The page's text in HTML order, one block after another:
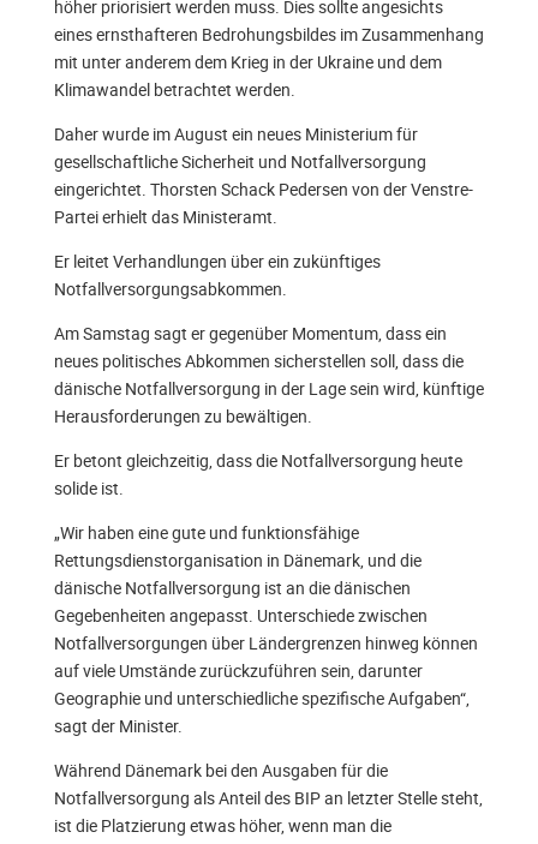
höher priorisiert werden muss. Dies sollte angesichts
eines ernsthafteren Bedrohungsbildes im Zusammenhang
mit unter anderem dem Krieg in der Ukraine und dem
Klimawandel betrachtet werden.
Daher wurde im August ein neues Ministerium für
gesellschaftliche Sicherheit und Notfallversorgung
eingerichtet. Thorsten Schack Pedersen von der Venstre-
Partei erhielt das Ministeramt.
Er leitet Verhandlungen über ein zukünftiges
Notfallversorgungsabkommen.
Am Samstag sagt er gegenüber Momentum, dass ein
neues politisches Abkommen sicherstellen soll, dass die
dänische Notfallversorgung in der Lage sein wird, künftige
Herausforderungen zu bewältigen.
Er betont gleichzeitig, dass die Notfallversorgung heute
solide ist.
„Wir haben eine gute und funktionsfähige
Rettungsdienstorganisation in Dänemark, und die
dänische Notfallversorgung ist an die dänischen
Gegebenheiten angepasst. Unterschiede zwischen
Notfallversorgungen über Ländergrenzen hinweg können
auf viele Umstände zurückzuführen sein, darunter
Geographie und unterschiedliche spezifische Aufgaben“,
sagt der Minister.
Während Dänemark bei den Ausgaben für die
Notfallversorgung als Anteil des BIP an letzter Stelle steht,
ist die Platzierung etwas höher, wenn man die